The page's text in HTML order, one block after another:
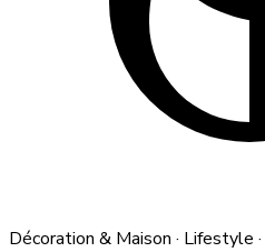
Décoration & Maison · Lifestyle